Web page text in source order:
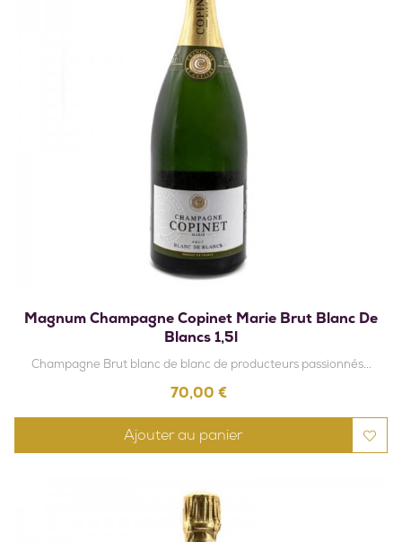
Magnum Champagne Copinet Marie Brut Blanc De
Blancs 1,5l
Champagne Brut blanc de blanc de producteurs passionnés...
Prix
70,00 €
Ajouter au panier